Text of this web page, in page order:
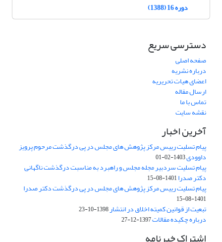
دوره 16 (1388)
دسترسی سریع
صفحه اصلی
درباره نشریه
اعضای هیات تحریریه
ارسال مقاله
تماس با ما
نقشه سایت
آخرین اخبار
پیام تسلیت رییس مرکز پژوهش های مجلس در پی درگذشت مرحوم پرویز
داوودی1403-02-01
پیام تسلیت سردبیر مجله مجلس و راهبرد به مناسبت درگذشت ناگهانی
دکتر صدرا1401-08-15
پیام تسلیت رییس مرکز پژوهش های مجلس در پی درگذشت دکتر صدرا
1401-08-15
تبعیت از قوانین کمیته اخلاق در انتشار1398-10-23
درباره چکیده مقالات1397-12-27
اشتراک خبرنامه